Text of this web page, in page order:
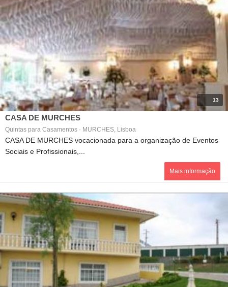
13
CASA DE MURCHES
Quintas para Casamentos · MURCHES, Lisboa
CASA DE MURCHES vocacionada para a organização de Eventos
Sociais e Profissionais,...
Mais informação